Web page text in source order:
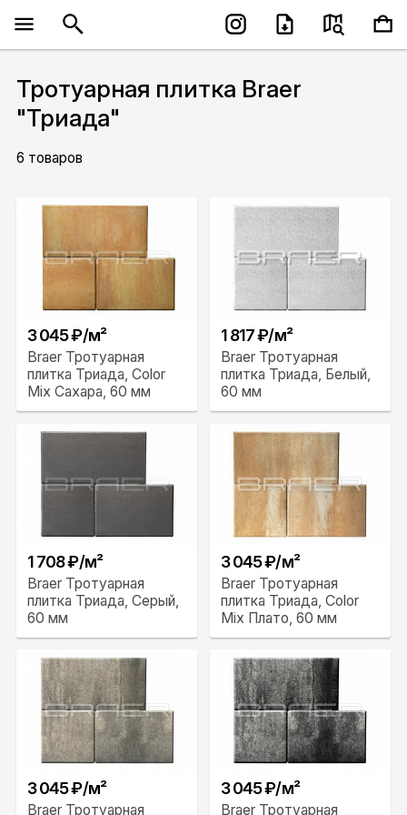
Тротуарная плитка Braer
"Триада"
6 товаров
3 045 ₽/м²
Braer Тротуарная
плитка Триада, Color
Mix Сахара, 60 мм
1 817 ₽/м²
Braer Тротуарная
плитка Триада, Белый,
60 мм
1 708 ₽/м²
Braer Тротуарная
плитка Триада, Серый,
60 мм
3 045 ₽/м²
Braer Тротуарная
плитка Триада, Color
Mix Плато, 60 мм
3 045 ₽/м²
Braer Тротуарная
3 045 ₽/м²
Braer Тротуарная